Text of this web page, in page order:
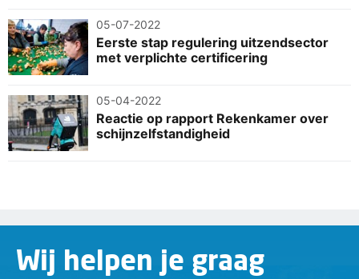
05-07-2022
Eerste stap regulering uitzendsector
met verplichte certificering
05-04-2022
Reactie op rapport Rekenkamer over
schijnzelfstandigheid
Wij helpen je graag